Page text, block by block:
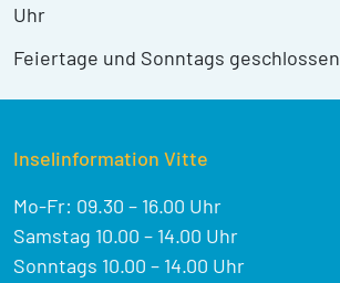
Uhr
Feiertage und Sonntags geschlossen
Inselinformation Vitte
Mo-Fr: 09.30 – 16.00 Uhr
Samstag 10.00 – 14.00 Uhr
Sonntags 10.00 – 14.00 Uhr